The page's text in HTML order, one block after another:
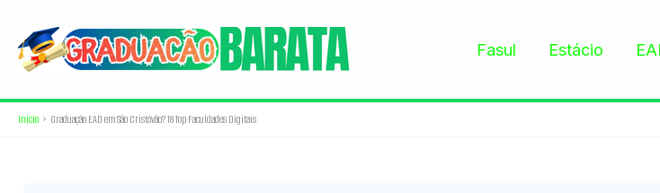
para
Fasul Estácio
Início Graduação EAD em São Cristóvão? 18 Top Faculdades Digitais